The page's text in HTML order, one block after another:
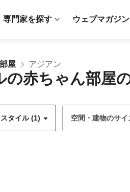
専門家を探す ウェブマガジ
屋 アジアン
の赤ちゃん部屋
スタイル (1) 空間・建物のサイ